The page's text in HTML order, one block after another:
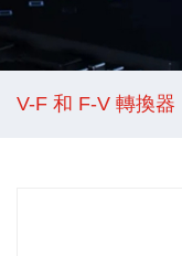
V-F 和 F-V 轉換器